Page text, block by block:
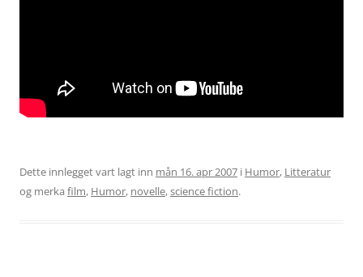
Dette innlegget vart lagt inn mån 16. apr 2007 i Humor, Litteratur
og merka film, Humor, novelle,science fiction.